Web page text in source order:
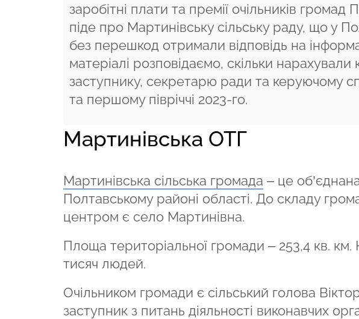
заробітні плати та премії очільників
піде про Мартинівську сільську раду, що у
без перешкод отримали відповідь на
матеріалі розповідаємо, скільки нарахували
заступнику, секретарю ради та керуючому
та першому півріччі 2023-го.
Мартинівська ОТГ
Мартинівська сільська громада – це
Полтавському районі області. До складу
центром є село Мартинівна.
Площа територіальної громади – 253,4 кв.
тисяч людей.
Очільником громади є сільський голова
заступник з питань діяльності виконавчих